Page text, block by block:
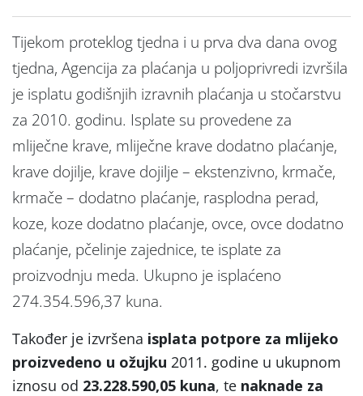
Tijekom proteklog tjedna i u prva dva dana ovog
tjedna, Agencija za plaćanja u poljoprivredi izvršila
je isplatu godišnjih izravnih plaćanja u stočarstvu
za 2010. godinu. Isplate su provedene za
mliječne krave, mliječne krave dodatno plaćanje,
krave dojilje, krave dojilje – ekstenzivno, krmače,
krmače – dodatno plaćanje, rasplodna perad,
koze, koze dodatno plaćanje, ovce, ovce dodatno
plaćanje, pčelinje zajednice, te isplate za
proizvodnju meda. Ukupno je isplaćeno
274.354.596,37 kuna.
Također je izvršena isplata potpore za mlijeko
proizvedeno u ožujku 2011. godine u ukupnom
iznosu od 23.228.590,05 kuna, te naknade za